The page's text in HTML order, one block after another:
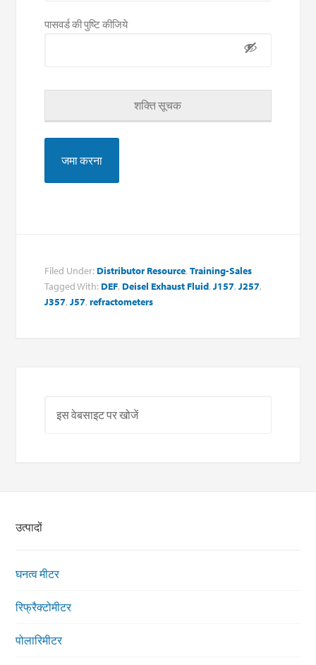
पासवर्ड की पुष्टि कीजिये
शक्ति सूचक
Filed Under: Distributor Resource,Training-Sales
Tagged With: DEF, Deisel Exhaust Fluid,J157,J257,
J357,J57,refractometers
उत्पादों
घनत्व मीटर
रिफ्रैक्टोमीटर
पोलारिमीटर